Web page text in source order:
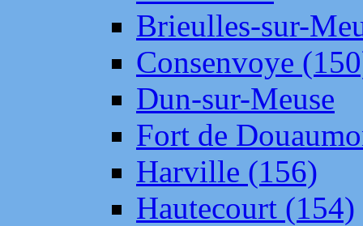
Brieulles-sur-
Consenvoye
Dun-sur-Meuse
Fort de
Harville (156)
Hautecourt (154)